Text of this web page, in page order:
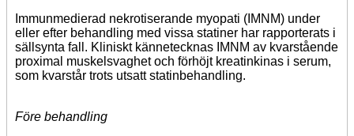
Immunmedierad nekrotiserande myopati (IMNM) under
eller efter behandling med vissa statiner har rapporterats i
sällsynta fall. Kliniskt kännetecknas IMNM av kvarstående
proximal muskelsvaghet och förhöjt kreatinkinas i serum,
som kvarstår trots utsatt statinbehandling.
Före behandling